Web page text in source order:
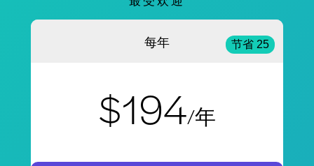
每年 节省 25
$194/年